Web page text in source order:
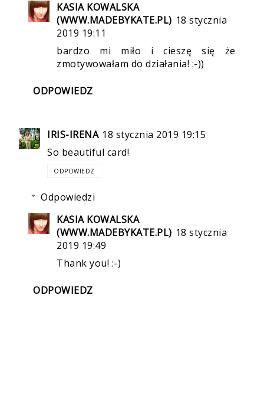
KASIA KOWALSKA
(WWW.MADEBYKATE.PL) 18 stycznia
2019 19:11
bardzo mi miło i cieszę się że
zmotywowałam do działania! :-))
ODPOWIEDZ
IRIS-IRENA 18 stycznia 2019 19:15
So beautiful card!
ODPOWIEDZ
Odpowiedzi
KASIA KOWALSKA
(WWW.MADEBYKATE.PL) 18 stycznia
2019 19:49
Thank you! :-)
ODPOWIEDZ